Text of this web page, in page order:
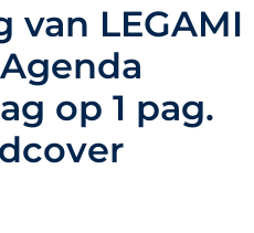
van LEGAMI
op 1 pag.